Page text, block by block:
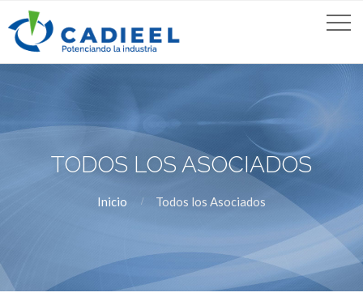
TODOS LOS ASOCIADOS
Inicio Todos los Asociados